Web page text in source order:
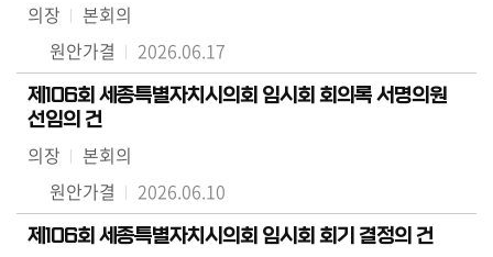
의장
본회의
원안가결
2026.06.17
제106회 세종특별자치시의회 임시회 회의록 서명의원
선임의 건
의장
본회의
원안가결
2026.06.10
제106회 세종특별자치시의회 임시회 회기 결정의 건